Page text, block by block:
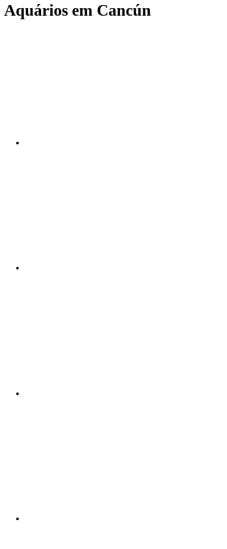
Aquários em Cancún